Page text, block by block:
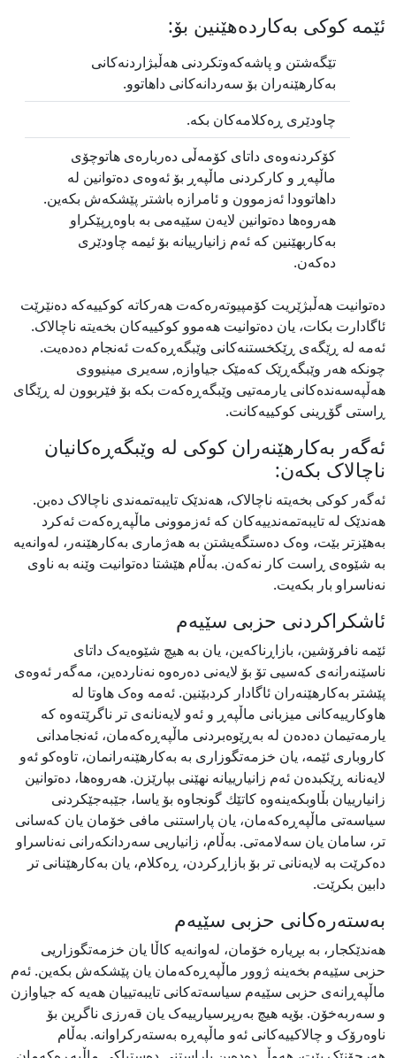
ئێمە کوکی بەکاردەهێنین بۆ:
تێگەشتن و پاشەکەوتکردنی هەڵبژاردنەکانی
بەکارهێنەران بۆ سەردانەکانی داهاتوو.
چاودێری ڕەکلامەکان بکە.
کۆکردنەوەی داتای کۆمەڵی دەربارەی هاتوچۆی
ماڵپەڕ و کارکردنی ماڵپەڕ بۆ ئەوەی دەتوانین لە
داهاتوودا ئەزموون و ئامرازە باشتر پێشکەش بکەین.
هەروەها دەتوانین لایەن سێیەمی بە باوەڕپێکراو
بەکاربهێنین کە ئەم زانیارییانە بۆ ئیمە چاودێری
دەکەن.
دەتوانیت هەڵبژێریت کۆمپیوتەرەکەت هەرکاتە کوکییەکە دەنێرێت
ئاگادارت بکات، یان دەتوانیت هەموو کوکییەکان بخەیتە ناچالاک.
ئەمە لە ڕێگەی ڕێکخستنەکانی وێبگەڕەکەت ئەنجام دەدەیت.
چونکە هەر وێبگەڕێک کەمێک جیاوازە, سەیری مینیووی
هەڵپەسەندەکانی یارمەتیی وێبگەڕەکەت بکە بۆ فێربوون لە ڕێگای
ڕاستی گۆڕینی کوکییەکانت.
ئەگەر بەکارهێنەران کوکی لە وێبگەڕەکانیان
ناچالاک بکەن:
ئەگەر کوکی بخەیتە ناچالاک، هەندێک تایبەتمەندی ناچالاک دەبن.
هەندێک لە تایبەتمەندییەکان کە ئەزموونی ماڵپەڕەکەت ئەکرد
بەھێزتر بێت، وەک دەستگەیشتن بە هەژماری بەکارهێنەر، لەوانەیە
بە شێوەی ڕاست کار نەكەن. بەڵام هێشتا دەتوانیت وێنە بە ناوی
نەناسراو بار بکەیت.
ئاشکراکردنی حزبی سێیەم
ئێمە نافرۆشین، بازاڕناکەین، یان بە هیچ شێوەیەک داتای
ناسێنەرانەی کەسیی تۆ بۆ لایەنی دەرەوە نەناردەین، مەگەر ئەوەی
پێشتر بەکارهێنەران ئاگادار کردبێنین. ئەمە وەک هاوتا لە
هاوکارییەکانی میزبانی ماڵپەڕ و ئەو لایەنانەی تر ناگرێتەوە کە
یارمەتیمان دەدەن لە بەڕێوەبردنی ماڵپەڕەکەمان، ئەنجامدانی
كاروباری ئێمە، یان خزمەتگوزاری بە بەکارهێنەرانمان، تاوەکو ئەو
لایەنانە ڕێکبدەن ئەم زانیارییانە نهێنی بپارێزن. هەروەها، دەتوانین
زانیارییان بڵاوبکەینەوە کاتێك گونجاوە بۆ یاسا، جێبەجێکردنی
سیاسەتی ماڵپەڕەکەمان، یان پاراستنی مافی خۆمان یان کەسانی
تر، سامان یان سەلامەتی. بەڵام، زانیاریی سەردانکەرانی نەناسراو
دەکرێت بە لایەنانى تر بۆ بازاڕکردن، ڕەکلام، یان بەکارهێنانی تر
دابین بکرێت.
بەستەرەکانی حزبی سێیەم
هەندێکجار، بە بڕیارە خۆمان، لەوانەیە کاڵا یان خزمەتگوزاریی
حزبی سێیەم بخەینە ژوور ماڵپەڕەکەمان یان پێشکەش بکەین. ئەم
ماڵپەڕانەی حزبی سێیەم سیاسەتەکانی تایبەتییان هەیە کە جیاوازن
و سەربەخۆن. بۆیە هیچ بەرپرسیارییەک یان قەرزی ناگرین بۆ
ناوەرۆک و چالاکییەکانی ئەو ماڵپەڕە بەستەرکراوانە. بەڵام